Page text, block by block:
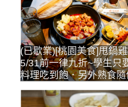
(已歇業)[桃園美食]甩鍋
5/31前一律九折~學生只
料理吃到飽．另外熟食